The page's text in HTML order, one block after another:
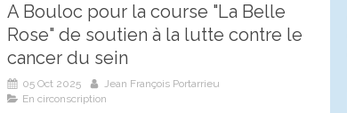
A Bouloc pour la course "La Belle
Rose" de soutien à la lutte contre le
cancer du sein
05 Oct 2025
Jean François Portarrieu
En circonscription